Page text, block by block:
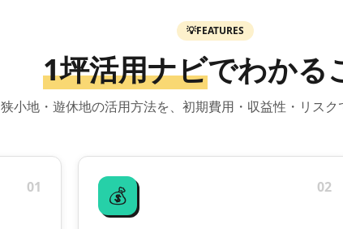
💡FEATURES
1坪活用ナビでわかる
狭小地・遊休地の活用方法を、初期費用・収益性・リスク
01 💰 02